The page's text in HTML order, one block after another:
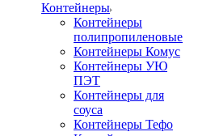
Контейнеры
Контейнеры
полипропиленовые
Контейнеры Комус
Контейнеры УЮ
ПЭТ
Контейнеры для
соуса
Контейнеры Тефо